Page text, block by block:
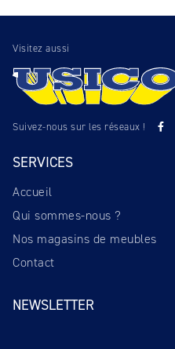
Visitez aussi
Suivez-nous sur les réseaux !
SERVICES
Accueil
Qui sommes-nous ?
Nos magasins de meubles
Contact
NEWSLETTER